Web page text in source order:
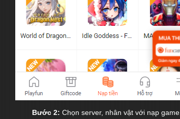
Bước 2: Chọn server, nhân vật với nạp game,